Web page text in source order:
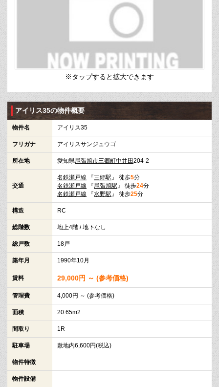
※タップすると拡大できます
アイリス35の物件概要
物件名 アイリス35
フリガナ アイリスサンジュウゴ
所在地 愛知県尾張旭市三郷町中井田204-2
交通
名鉄瀬戸線 『三郷駅 』 徒歩5分
名鉄瀬戸線 『尾張旭駅 』 徒歩24分
名鉄瀬戸線 『水野駅 』 徒歩25分
構造 RC
総階数 地上4階 / 地下なし
総戸数 18戸
築年月 1990年10月
賃料 29,000円 ～ (参考価格)
管理費 4,000円 ～ (参考価格)
面積 20.65m2
間取り 1R
駐車場 敷地内6,600円(税込)
物件特徴
物件設備